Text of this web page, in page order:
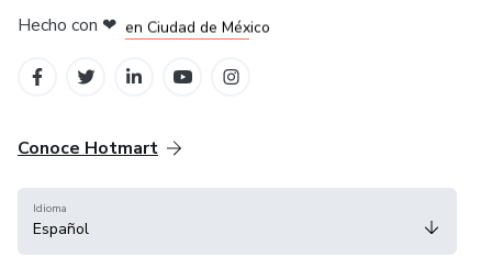
Hecho con ❤
Conoce Hotmart
Idioma
Español